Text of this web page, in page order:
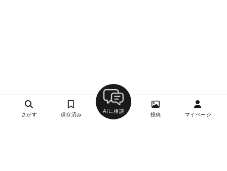
さがす 保存済み
AIに相談
投稿 マイページ